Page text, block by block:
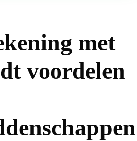
met
voordelen